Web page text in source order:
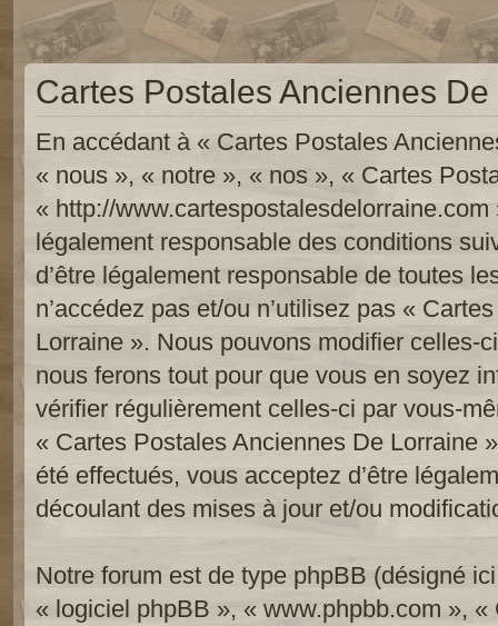
Cartes Postales Anciennes
En accédant à « Cartes Postales
« nous », « notre », « nos », « Cartes
« http://www.cartespostalesdelorraine.com
légalement responsable des conditions
d’être légalement responsable de toutes
n’accédez pas et/ou n’utilisez pas «
Lorraine ». Nous pouvons modifier celles-
nous ferons tout pour que vous en soyez
vérifier régulièrement celles-ci par vous-
« Cartes Postales Anciennes De Lorraine
été effectués, vous acceptez d’être
découlant des mises à jour et/ou
Notre forum est de type phpBB (désigné
« logiciel phpBB », « www.phpbb.com »,